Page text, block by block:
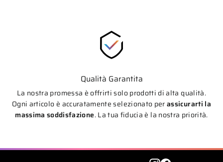
Qualità Garantita
La nostra promessa è offrirti solo prodotti di alta qualità.
Ogni articolo è accuratamente selezionato perassicurarti la
massima soddisfazione. La tua fiducia è la nostra priorità.